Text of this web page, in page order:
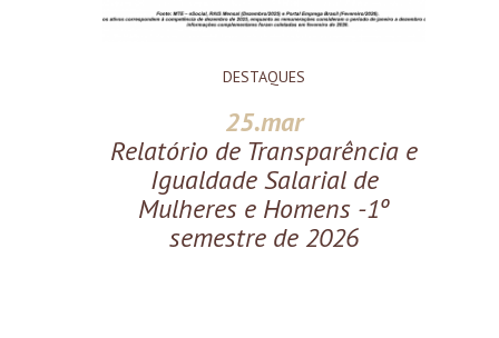
DESTAQUES
25.mar
Relatório de Transparência e
Igualdade Salarial de
Mulheres e Homens -1º
semestre de 2026